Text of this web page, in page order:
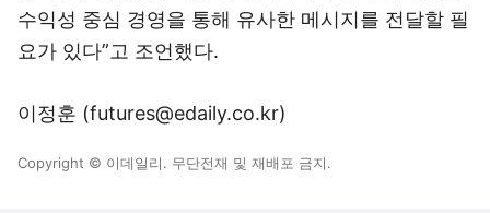
수익성 중심 경영을 통해 유사한 메시지를 전달할 필
요가 있다”고 조언했다.
이정훈 (futures@edaily.co.kr)
Copyright © 이데일리. 무단전재 및 재배포 금지.